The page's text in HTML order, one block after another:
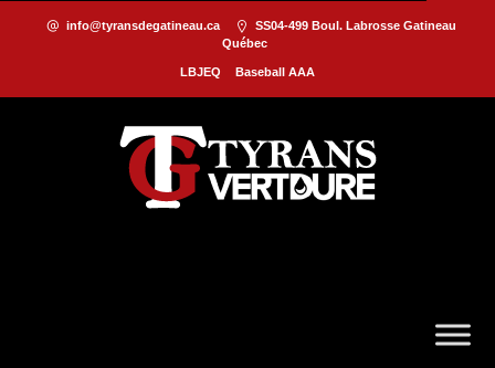
info@tyransdegatineau.ca
SS04-499 Boul. Labrosse Gatineau
Québec
LBJEQ Baseball AAA